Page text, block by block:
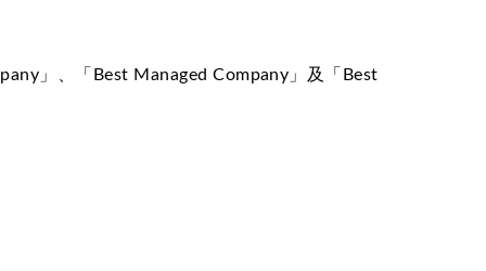
」、「Best Managed Company」及「Best